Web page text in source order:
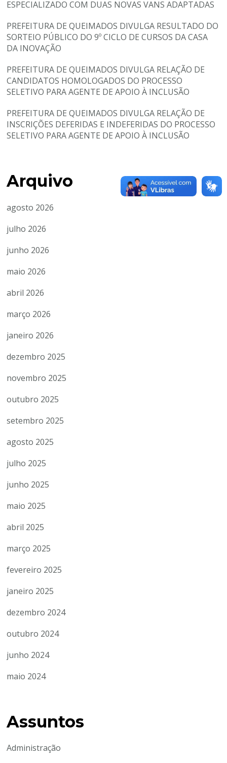
ESPECIALIZADO COM DUAS NOVAS VANS ADAPTADAS
PREFEITURA DE QUEIMADOS DIVULGA RESULTADO DO
SORTEIO PÚBLICO DO 9º CICLO DE CURSOS DA CASA
DA INOVAÇÃO
PREFEITURA DE QUEIMADOS DIVULGA RELAÇÃO DE
CANDIDATOS HOMOLOGADOS DO PROCESSO
SELETIVO PARA AGENTE DE APOIO À INCLUSÃO
PREFEITURA DE QUEIMADOS DIVULGA RELAÇÃO DE
INSCRIÇÕES DEFERIDAS E INDEFERIDAS DO PROCESSO
SELETIVO PARA AGENTE DE APOIO À INCLUSÃO
Arquivo
agosto 2026
julho 2026
junho 2026
maio 2026
abril 2026
março 2026
janeiro 2026
dezembro 2025
novembro 2025
outubro 2025
setembro 2025
agosto 2025
julho 2025
junho 2025
maio 2025
abril 2025
março 2025
fevereiro 2025
janeiro 2025
dezembro 2024
outubro 2024
junho 2024
maio 2024
Assuntos
Administração